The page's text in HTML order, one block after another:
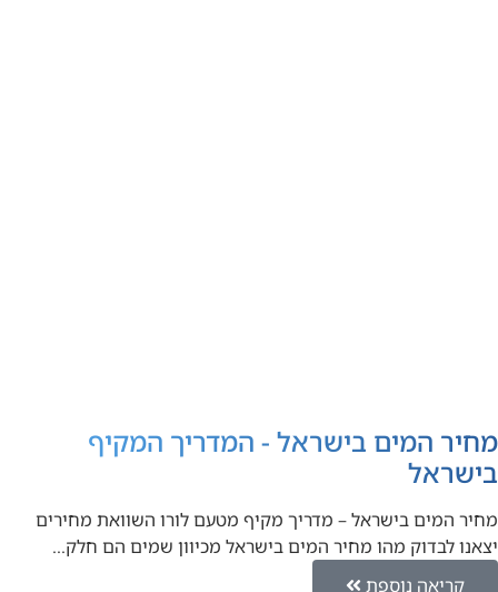
מחיר המים בישראל - המדריך המקיף
בישראל
מחיר המים בישראל – מדריך מקיף מטעם לורו השוואת מחירים
יצאנו לבדוק מהו מחיר המים בישראל מכיוון שמים הם חלק…
קריאה נוספת